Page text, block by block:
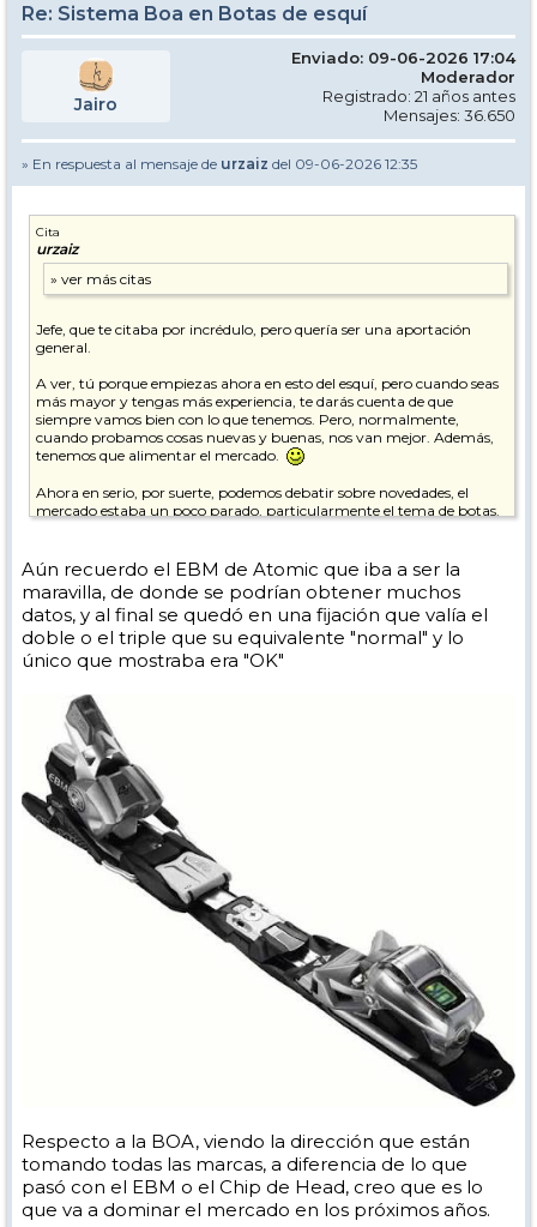
Re: Sistema Boa en Botas de esquí
Jairo
Enviado: 09-06-2026 17:04
Moderador
Registrado: 21 años antes
Mensajes: 36.650
» En respuesta al mensaje de urzaiz del 09-06-2026 12:35
Cita
urzaiz
Jefe, que te citaba por incrédulo, pero quería ser una aportación
general.
A ver, tú porque empiezas ahora en esto del esquí, pero cuando seas
más mayor y tengas más experiencia, te darás cuenta de que
siempre vamos bien con lo que tenemos. Pero, normalmente,
cuando probamos cosas nuevas y buenas, nos van mejor. Además,
tenemos que alimentar el mercado.
Ahora en serio, por suerte, podemos debatir sobre novedades, el
mercado estaba un poco parado, particularmente el tema de botas.
En este tema de botas y valoraciones particulares al margen, me
alegro por la parte que les beneficia, además de a las marcas, a las
tiendas de esquí que se dedican al ajuste personalizado de botas.
Muchas veces el sustento de las tiendas tradicionales Que es casi un
milagro que sigan en la brecha.
Aún recuerdo el EBM de Atomic que iba a ser la
maravilla, de donde se podrían obtener muchos
datos, y al final se quedó en una fijación que valía el
doble o el triple que su equivalente "normal" y lo
único que mostraba era "OK"
Respecto a la BOA, viendo la dirección que están
tomando todas las marcas, a diferencia de lo que
pasó con el EBM o el Chip de Head, creo que es lo
que va a dominar el mercado en los próximos años.